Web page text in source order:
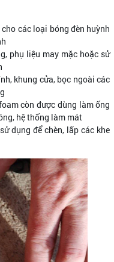
các loại bóng đèn huỳnh
phụ liệu may mặc hoặc sử
khung cửa, bọc ngoài các
còn được dùng làm ống
hệ thống làm mát
dụng để chèn, lấp các khe